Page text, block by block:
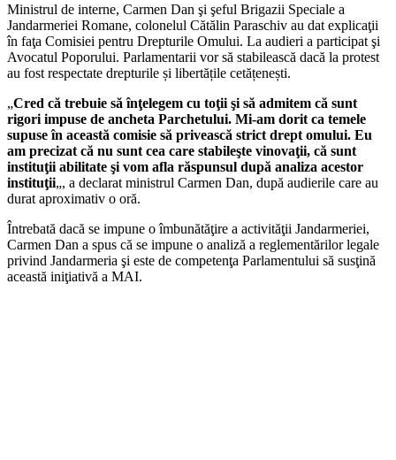
Ministrul de interne, Carmen Dan şi şeful Brigazii Speciale a
Jandarmeriei Romane, colonelul Cătălin Paraschiv au dat explicaţii
în faţa Comisiei pentru Drepturile Omului. La audieri a participat şi
Avocatul Poporului. Parlamentarii vor să stabilească dacă la protest
au fost respectate drepturile și libertățile cetățenești.
„Cred că trebuie să înţelegem cu toţii şi să admitem că sunt
rigori impuse de ancheta Parchetului. Mi-am dorit ca temele
supuse în această comisie să privească strict drept omului. Eu
am precizat că nu sunt cea care stabileşte vinovaţii, că sunt
instituţii abilitate şi vom afla răspunsul după analiza acestor
instituţii„, a declarat ministrul Carmen Dan, după audierile care au
durat aproximativ o oră.
Întrebată dacă se impune o îmbunătăţire a activităţii Jandarmeriei,
Carmen Dan a spus că se impune o analiză a reglementărilor legale
privind Jandarmeria şi este de competenţa Parlamentului să susţină
această iniţiativă a MAI.